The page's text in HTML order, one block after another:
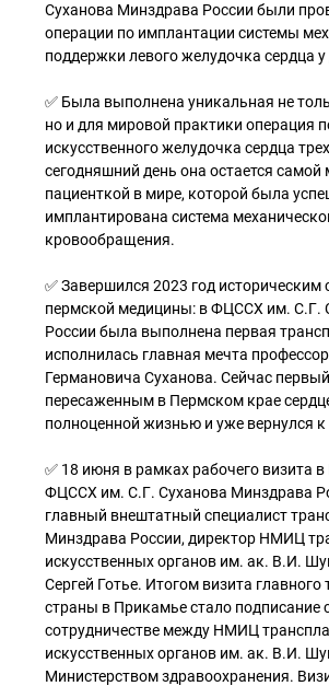
Суханова Минздрава России были
операции по имплантации системы
поддержки левого желудочка сердца у
✅ Была выполнена уникальная не
но и для мировой практики операция
искусственного желудочка сердца
сегодняшний день она остается самой
пациенткой в мире, которой была
имплантирована система
кровообращения.
✅ Завершился 2023 год историческим
пермской медицины: в ФЦССХ им. С.Г.
России была выполнена первая
исполнилась главная мечта
Германовича Суханова. Сейчас
пересаженным в Пермском крае
полноценной жизнью и уже вернулся к
✅ 18 июня в рамках рабочего визита
ФЦССХ им. С.Г. Суханова Минздрава
главный внештатный специалист
Минздрава России, директор НМИЦ
искусственных органов им. ак. В.И.
Сергей Готье. Итогом визита главного
страны в Прикамье стало подписание
сотрудничестве между НМИЦ
искусственных органов им. ак. В.И.
Министерством здравоохранения.